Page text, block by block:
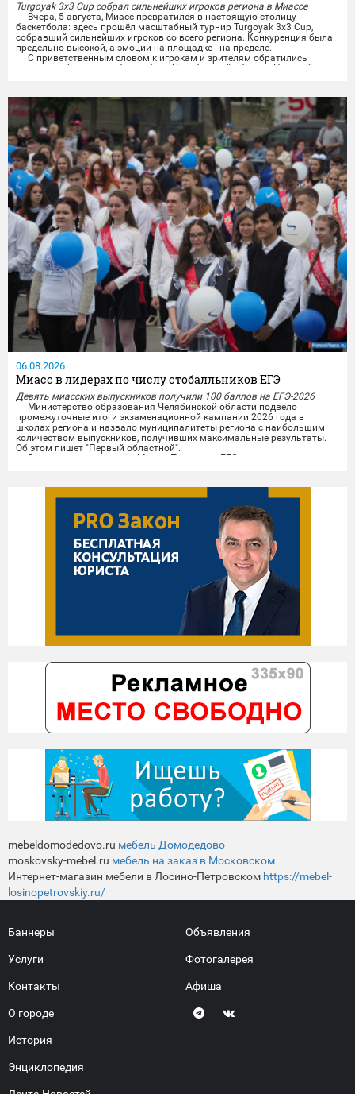
Turgoyak 3x3 Cup собрал сильнейших игроков региона в Миассе
Вчера, 5 августа, Миасс превратился в настоящую столицу
баскетбола: здесь прошёл масштабный турнир Turgoyak 3x3 Cup,
собравший сильнейших игроков со всего региона. Конкуренция была
предельно высокой, а эмоции на площадке - на пределе.
С приветственным словом к игрокам и зрителям обратились
президент федерации баскетбола Челябинской области Николай
06.08.2026
Миасс в лидерах по числу стобалльников ЕГЭ
Девять миасских выпускников получили 100 баллов на ЕГЭ-2026
Министерство образования Челябинской области подвело
промежуточные итоги экзаменационной кампании 2026 года в
школах региона и назвало муниципалитеты региона с наибольшим
количеством выпускников, получивших максимальные результаты.
Об этом пишет "Первый областной".
В число лидеров вошёл Миасс. По итогам ЕГЭ девять выпускников
mebeldomodedovo.ru мебель Домодедово
moskovsky-mebel.ru мебель на заказ в Московском
Интернет-магазин мебели в Лосино-Петровском https://mebel-
losinopetrovskiy.ru/
Баннеры
Услуги
Контакты
О городе
История
Энциклопедия
Объявления
Фотогалерея
Афиша